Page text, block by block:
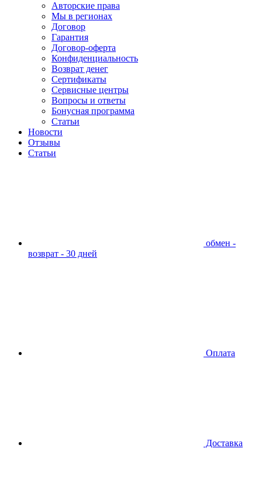
Авторские права
Мы в регионах
Договор
Гарантия
Договор-оферта
Конфиденциальность
Возврат денег
Сертификаты
Сервисные центры
Вопросы и ответы
Бонусная программа
Статьи
Новости
Отзывы
Статьи
обмен -
возврат - 30 дней
Оплата
Доставка